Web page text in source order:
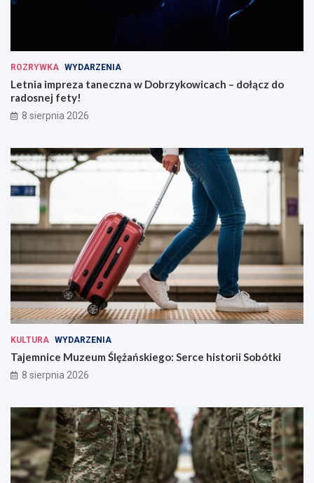
ROZRYWKA WYDARZENIA
Letnia impreza taneczna w Dobrzykowicach – dołącz do
radosnej fety!
8 sierpnia 2026
KULTURA WYDARZENIA
Tajemnice Muzeum Ślężańskiego: Serce historii Sobótki
8 sierpnia 2026